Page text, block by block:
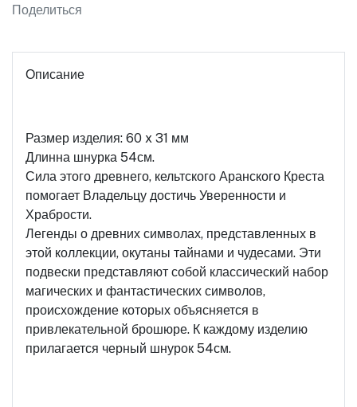
Поделиться
Описание
Размер изделия: 60 x 31 мм
Длинна шнурка 54см.
Сила этого древнего, кельтского Аранского Креста
помогает Владельцу достичь Уверенности и
Храбрости.
Легенды о древних символах, представленных в
этой коллекции, окутаны тайнами и чудесами. Эти
подвески представляют собой классический набор
магических и фантастических символов,
происхождение которых объясняется в
привлекательной брошюре. К каждому изделию
прилагается черный шнурок 54см.